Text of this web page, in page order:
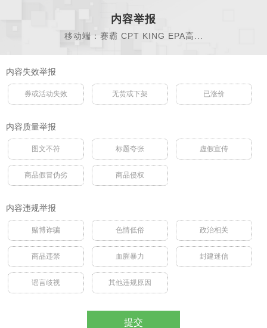
内容举报
移动端：赛霸 CPT KING EPA高...
内容失效举报
券或活动失效 无货或下架 已涨价
内容质量举报
图文不符 标题夸张 虚假宣传
商品假冒伪劣 商品侵权
内容违规举报
赌博诈骗 色情低俗 政治相关
商品违禁 血腥暴力 封建迷信
谣言歧视 其他违规原因
提交